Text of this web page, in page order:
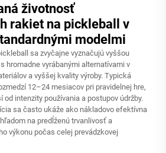
životnosť
rakiet na pickleball v
modelmi
sa zvyčajne vyznačujú vyššou
hromadne vyrábanými alternatívami v
a vyššej kvality výroby. Typická
12–24 mesiacov pri pravidelnej hre,
od intenzity používania a postupov údržby.
sa často ukáže ako nákladovo efektívna
na predĺženú trvanlivosť a
výkonu počas celej prevádzkovej